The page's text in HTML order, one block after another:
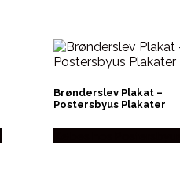
Brønderslev Plakat –
Postersbyus Plakater